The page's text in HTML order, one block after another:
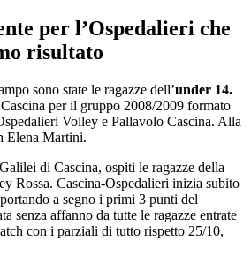
per l’Ospedalieri che
risultato
sono state le ragazze dell’under 14.
per il gruppo 2008/2009 formato
Volley e Pallavolo Cascina. Alla
Elena Martini.
di Cascina, ospiti le ragazze della
Rossa. Cascina-Ospedalieri inizia subito
a segno i primi 3 punti del
senza affanno da tutte le ragazze entrate
con i parziali di tutto rispetto 25/10,